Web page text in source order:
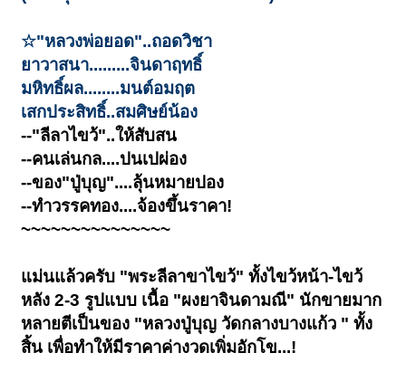
☆"หลวงพ่อยอด"..ถอดวิชา
ยาวาสนา.........จินดาฤทธิ์
มหิทธิ์ผล........มนต์อมฤต
เสกประสิทธิ์..สมศิษย์น้อง
--"ลีลาไขว้"..ให้สับสน
--คนเล่นกล....ปนเปผ่อง
--ของ"ปู่บุญ"....ลุ้นหมายปอง
--ทำวรรคทอง....จ้องขึ้นราคา!
~~~~~~~~~~~~~~~
แม่นแล้วครับ "พระลีลาขาไขว้" ทั้งไขว้หน้า-ไขว้
หลัง 2-3 รูปแบบ เนื้อ "ผงยาจินดามณี" นักขายมาก
หลายตีเป็นของ "หลวงปู่บุญ วัดกลางบางแก้ว " ทั้ง
สิ้น เพื่อทำให้มีราคาค่างวดเพิ่มอักโข...!